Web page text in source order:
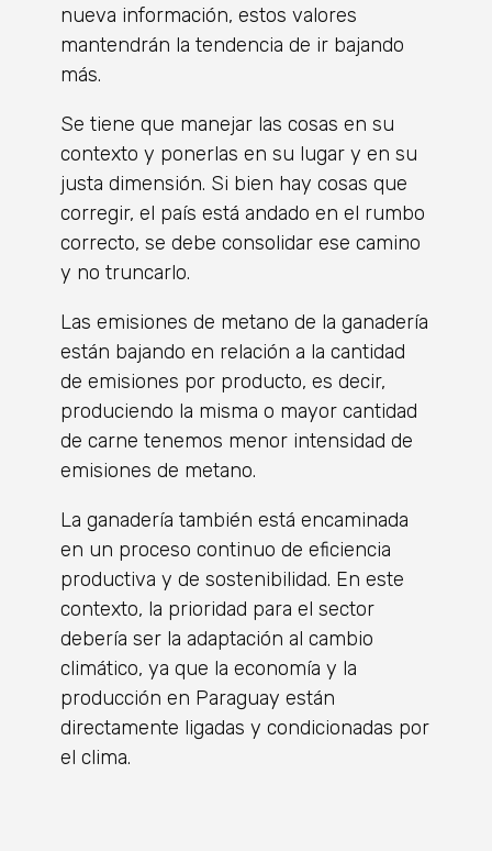
nueva información, estos valores
mantendrán la tendencia de ir bajando
más.
Se tiene que manejar las cosas en su
contexto y ponerlas en su lugar y en su
justa dimensión. Si bien hay cosas que
corregir, el país está andado en el rumbo
correcto, se debe consolidar ese camino
y no truncarlo.
Las emisiones de metano de la ganadería
están bajando en relación a la cantidad
de emisiones por producto, es decir,
produciendo la misma o mayor cantidad
de carne tenemos menor intensidad de
emisiones de metano.
La ganadería también está encaminada
en un proceso continuo de eficiencia
productiva y de sostenibilidad. En este
contexto, la prioridad para el sector
debería ser la adaptación al cambio
climático, ya que la economía y la
producción en Paraguay están
directamente ligadas y condicionadas por
el clima.